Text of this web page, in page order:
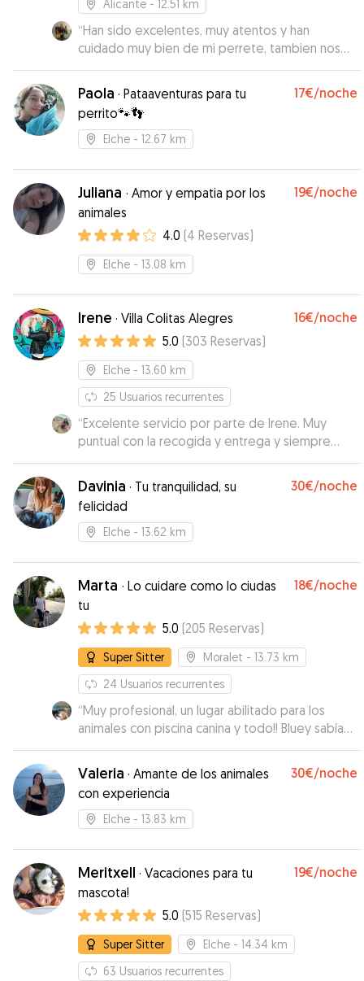
Alicante - 12.51 km
“Han sido excelentes, muy atentos y han
cuidado muy bien de mi perrete, tambien nos
han mantenido siempre informados y nos han
mandado tanto fotos como videos para que
estemos tranquilos de que esta bien y en
buenas manos, sin duda los recomiendo al 100%,
son un matrimonio encantador, ya se a quien
alojamiento para mi mascota por varios dias”
Paola · Pataaventuras para tu
perrito🐾👣
17€/noche
Elche - 12.67 km
Juliana · Amor y empatia por los
animales
19€/noche
4.0 (4 Reservas)
Elche - 13.08 km
Irene · Villa Colitas Alegres 16€/noche
5.0 (303 Reservas)
Elche - 13.60 km
25 Usuarios recurrentes
“Excelente servicio por parte de Irene. Muy
puntual con la recogida y entrega y siempre
atenta a mandarte videos de mi pawpaw 🐶 Sin
duda repetiremos!
Davinia · Tu tranquilidad, su
felicidad
30€/noche
Elche - 13.62 km
Marta · Lo cuidare como lo ciudas
tu
18€/noche
5.0 (205 Reservas)
Super Sitter Moralet - 13.73 km
24 Usuarios recurrentes
“Muy profesional, un lugar abilitado para los
animales con piscina canina y todo!! Bluey sabía
que lo iba a pasar muy bien. Contesta muy
rápido a los mensajes de la aplicación, y el móvil.
Me sentí muy tranquila en dejar a mis animales
queridos allí.”
Valeria · Amante de los animales
con experiencia
30€/noche
Elche - 13.83 km
Meritxell · Vacaciones para tu
mascota!
19€/noche
5.0 (515 Reservas)
Super Sitter Elche - 14.34 km
63 Usuarios recurrentes